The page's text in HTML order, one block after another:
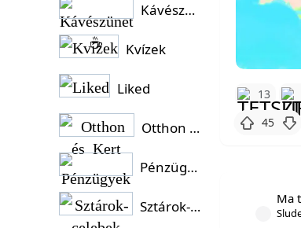
13
45
Ma
Kávészünet ☕
Kvízek
Liked
Otthon és Kert
Pénzügyek
Sztárok-celebek